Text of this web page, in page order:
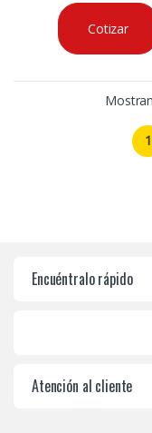
Cotizar
1
Encuéntralo rápido
Atención al cliente